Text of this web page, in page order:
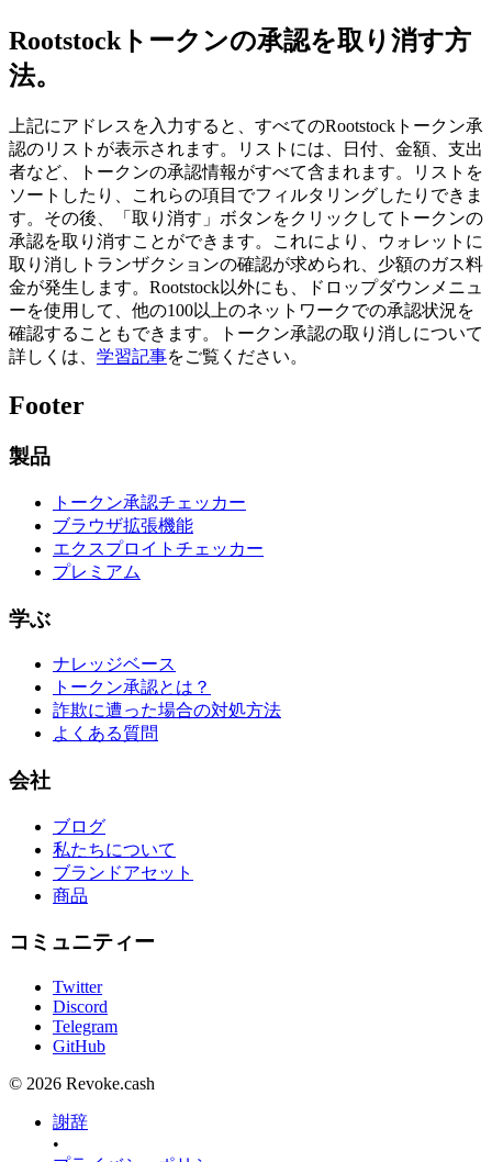
Rootstockトークンの承認を取り消す方
法。
上記にアドレスを入力すると、すべてのRootstockトークン承
認のリストが表示されます。リストには、日付、金額、支出
者など、トークンの承認情報がすべて含まれます。リストを
ソートしたり、これらの項目でフィルタリングしたりできま
す。その後、「取り消す」ボタンをクリックしてトークンの
承認を取り消すことができます。これにより、ウォレットに
取り消しトランザクションの確認が求められ、少額のガス料
金が発生します。Rootstock以外にも、ドロップダウンメニュ
ーを使用して、他の100以上のネットワークでの承認状況を
確認することもできます。トークン承認の取り消しについて
詳しくは、 学習記事をご覧ください。
Footer
製品
トークン承認チェッカー
ブラウザ拡張機能
エクスプロイトチェッカー
プレミアム
学ぶ
ナレッジベース
トークン承認とは？
詐欺に遭った場合の対処方法
よくある質問
会社
ブログ
私たちについて
ブランドアセット
商品
コミュニティー
Twitter
Discord
Telegram
GitHub
© 2026 Revoke.cash
謝辞
•